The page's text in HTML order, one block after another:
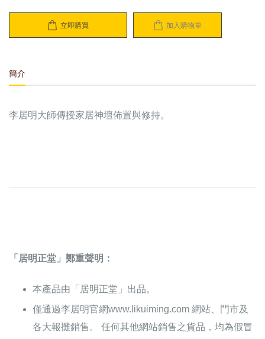
立即購買 加入購物車
簡介
李居明大師傳授家居神壇佈置與修持。
「居明正堂」鄭重聲明：
本產品由「居明正堂」出品。
僅通過李居明官網www.likuiming.com 網站、門市及
各大報攤銷售。 任何其他網站銷售之貨品，均為假冒